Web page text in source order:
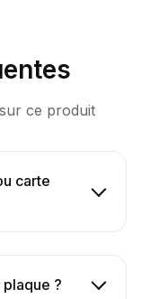
ce produit
carte
?